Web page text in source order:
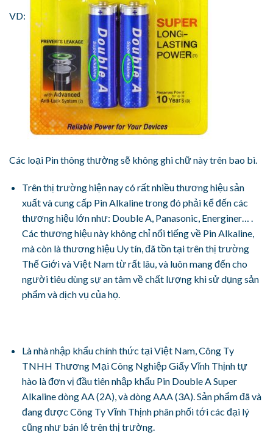
VD:
Các loại Pin thông thường sẽ không ghi chữ này trên bao bì.
Trên thị trường hiện nay có rất nhiều thương hiệu sản
xuất và cung cấp Pin Alkaline trong đó phải kể đến các
thương hiệu lớn như: Double A, Panasonic, Energiner… .
Các thương hiệu này không chỉ nổi tiếng về Pin Alkaline,
mà còn là thương hiệu Uy tín, đã tồn tại trên thị trường
Thế Giới và Việt Nam từ rất lâu, và luôn mang đến cho
người tiêu dùng sự an tâm về chất lượng khi sử dụng sản
phẩm và dịch vụ của họ.
Là nhà nhập khẩu chính thức tại Việt Nam, Công Ty
TNHH Thương Mại Công Nghiệp Giấy Vĩnh Thịnh tự
hào là đơn vị đầu tiên nhập khẩu Pin Double A Super
Alkaline dòng AA (2A), và dòng AAA (3A). Sản phẩm đã và
đang được Công Ty Vĩnh Thịnh phân phối tới các đại lý
cũng như bán lẻ trên thị trường.